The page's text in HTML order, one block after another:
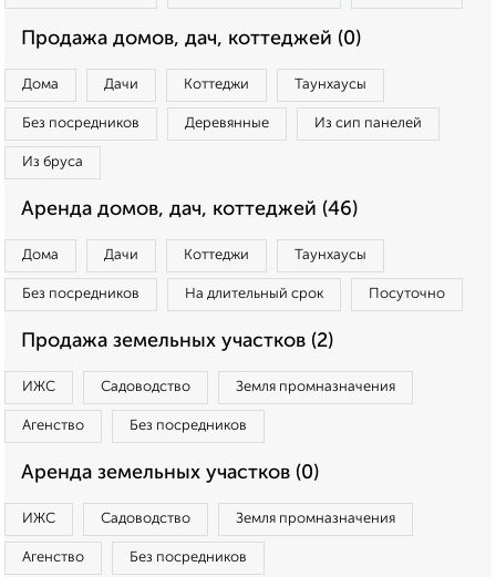
Продажа домов, дач, коттеджей (0)
Дома Дачи Коттеджи Таунхаусы
Без посредников Деревянные Из сип панелей
Из бруса
Аренда домов, дач, коттеджей (46)
Дома Дачи Коттеджи Таунхаусы
Без посредников На длительный срок Посуточно
Продажа земельных участков (2)
ИЖС Садоводство Земля промназначения
Агенство Без посредников
Аренда земельных участков (0)
ИЖС Садоводство Земля промназначения
Агенство Без посредников